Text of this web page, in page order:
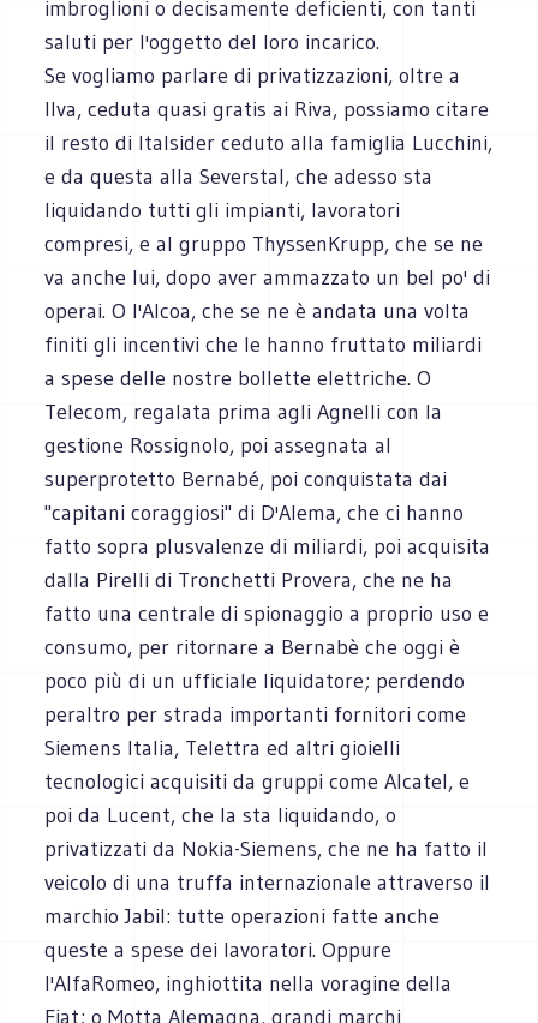
imbroglioni o decisamente deficienti, con tanti
saluti per l'oggetto del loro incarico.
Se vogliamo parlare di privatizzazioni, oltre a
Ilva, ceduta quasi gratis ai Riva, possiamo citare
il resto di Italsider ceduto alla famiglia Lucchini,
e da questa alla Severstal, che adesso sta
liquidando tutti gli impianti, lavoratori
compresi, e al gruppo ThyssenKrupp, che se ne
va anche lui, dopo aver ammazzato un bel po' di
operai. O l'Alcoa, che se ne è andata una volta
finiti gli incentivi che le hanno fruttato miliardi
a spese delle nostre bollette elettriche. O
Telecom, regalata prima agli Agnelli con la
gestione Rossignolo, poi assegnata al
superprotetto Bernabé, poi conquistata dai
"capitani coraggiosi" di D'Alema, che ci hanno
fatto sopra plusvalenze di miliardi, poi acquisita
dalla Pirelli di Tronchetti Provera, che ne ha
fatto una centrale di spionaggio a proprio uso e
consumo, per ritornare a Bernabè che oggi è
poco più di un ufficiale liquidatore; perdendo
peraltro per strada importanti fornitori come
Siemens Italia, Telettra ed altri gioielli
tecnologici acquisiti da gruppi come Alcatel, e
poi da Lucent, che la sta liquidando, o
privatizzati da Nokia-Siemens, che ne ha fatto il
veicolo di una truffa internazionale attraverso il
marchio Jabil: tutte operazioni fatte anche
queste a spese dei lavoratori. Oppure
l'AlfaRomeo, inghiottita nella voragine della
Fiat; o Motta Alemagna, grandi marchi